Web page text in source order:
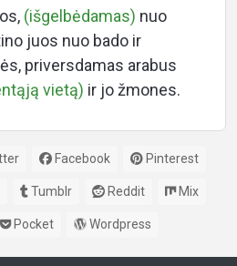
(išgelbėdamas) nuo
juos nuo bado ir
priversdamas arabus
vietą) ir jo žmones.
Facebook Pinterest
Tumblr Reddit Mix
Pocket Wordpress